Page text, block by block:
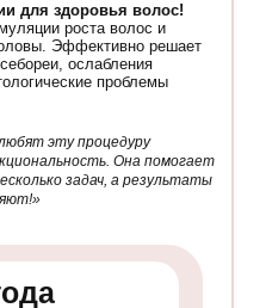
для здоровья волос!
роста волос и
Эффективно решает
ослабления
проблемы
эту процедуру
Она помогает
задач, а результаты